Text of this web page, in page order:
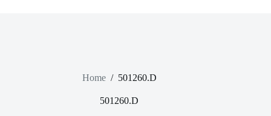
Home / 501260.D
501260.D